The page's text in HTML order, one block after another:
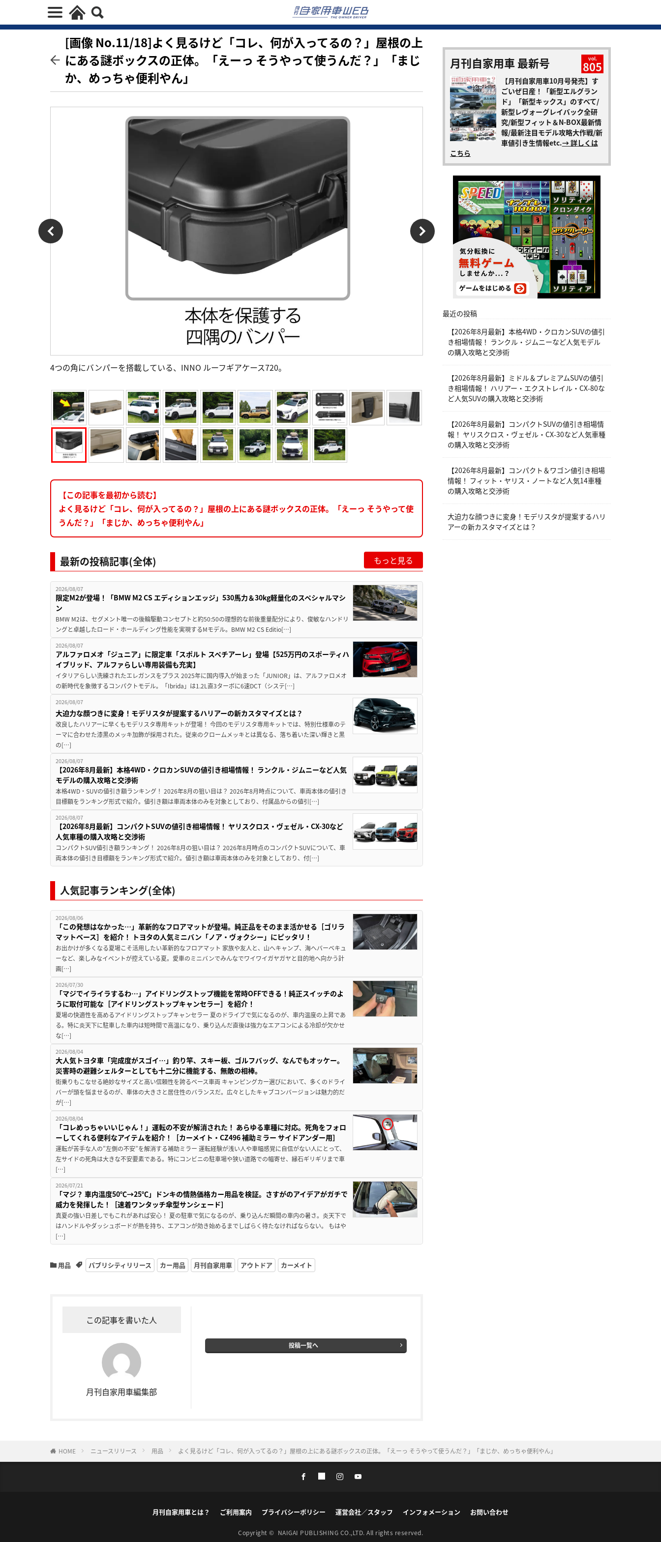
[画像 No.11/18]よく見るけど「コレ、何が入ってるの？」屋根の上
にある謎ボックスの正体。「えーっ そうやって使うんだ？」「まじ
か、めっちゃ便利やん」
4つの角にバンパーを搭載している、INNO ルーフギアケース720。
【この記事を最初から読む】
よく見るけど「コレ、何が入ってるの？」屋根の上にある謎ボックスの正体。「えーっ そうやって使
うんだ？」「まじか、めっちゃ便利やん」
最新の投稿記事(全体) もっと見る
2026/08/07
限定M2が登場！「BMW M2 CS エディションエッジ」530馬力＆30kg軽量化のスペシャルマシ
ン
BMW M2は、セグメント唯一の後輪駆動コンセプトと約50:50の理想的な前後重量配分により、俊敏なハンドリ
ングと卓越したロード・ホールディング性能を実現するMモデル。BMW M2 CS Editio[…]
2026/08/07
アルファロメオ「ジュニア」に限定車「スポルト スペチアーレ」登場【525万円のスポーティハ
イブリッド、アルファらしい専用装備も充実】
イタリアらしい洗練されたエレガンスをプラス 2025年に国内導入が始まった「JUNIOR」は、アルファロメオ
の新時代を象徴するコンパクトモデル。「Ibrida」は1.2L直3ターボに6速DCT（システ[…]
2026/08/07
大迫力な顔つきに変身！モデリスタが提案するハリアーの新カスタマイズとは？
改良したハリアーに早くもモデリスタ専用キットが登場！ 今回のモデリスタ専用キットでは、特別仕様車のテ
ーマに合わせた漆黒のメッキ加飾が採用された。従来のクロームメッキとは異なる、落ち着いた深い輝きと黒
の[…]
2026/08/07
【2026年8月最新】本格4WD・クロカンSUVの値引き相場情報！ ランクル・ジムニーなど人気
モデルの購入攻略と交渉術
本格4WD・SUVの値引き額ランキング！ 2026年8月の狙い目は？ 2026年8月時点について、車両本体の値引き
目標額をランキング形式で紹介。値引き額は車両本体のみを対象としており、付属品からの値引[…]
2026/08/07
【2026年8月最新】コンパクトSUVの値引き相場情報！ ヤリスクロス・ヴェゼル・CX-30など
人気車種の購入攻略と交渉術
コンパクトSUV値引き額ランキング！ 2026年8月の狙い目は？ 2026年8月時点のコンパクトSUVについて、車
両本体の値引き目標額をランキング形式で紹介。値引き額は車両本体のみを対象としており、付[…]
人気記事ランキング(全体)
2026/08/06
「この発想はなかった…」革新的なフロアマットが登場。純正品をそのまま活かせる［ゴリラ
マットベース］を紹介！ トヨタの人気ミニバン「ノア・ヴォクシー」にピッタリ！
お出かけが多くなる夏場こそ活用したい革新的なフロアマット 家族や友人と、山へキャンプ、海へバーベキュ
ーなど、楽しみなイベントが控えている夏。愛車のミニバンでみんなでワイワイガヤガヤと目的地へ向かう計
画[…]
2026/07/30
「マジでイライラするわ…」アイドリングストップ機能を常時OFFできる！純正スイッチのよ
うに取付可能な［アイドリングストップキャンセラー］を紹介！
夏場の快適性を高めるアイドリングストップキャンセラー 夏のドライブで気になるのが、車内温度の上昇であ
る。特に炎天下に駐車した車内は短時間で高温になり、乗り込んだ直後は強力なエアコンによる冷却が欠かせ
な[…]
2026/08/04
大人気トヨタ車「完成度がスゴイ…」釣り竿、スキー板、ゴルフバッグ、なんでもオッケー。
災害時の避難シェルターとしても十二分に機能する、無敵の相棒。
街乗りもこなせる絶妙なサイズと高い信頼性を誇るベース車両 キャンピングカー選びにおいて、多くのドライ
バーが頭を悩ませるのが、車体の大きさと居住性のバランスだ。広々としたキャブコンバージョンは魅力的だ
が[…]
2026/08/04
「コレめっちゃいいじゃん！」運転の不安が解消された！ あらゆる車種に対応。死角をフォロ
ーしてくれる便利なアイテムを紹介！［カーメイト・CZ496 補助ミラー サイドアンダー用］
運転が苦手な人の”左側の不安”を解消する補助ミラー 運転経験が浅い人や車幅感覚に自信がない人にとって、
左サイドの死角は大きな不安要素である。特にコンビニの駐車場や狭い道路での幅寄せ、縁石ギリギリまで車
[…]
2026/07/21
「マジ？ 車内温度50℃→25℃」ドンキの情熱価格カー用品を検証。さすがのアイデアがガチで
威力を発揮した！［速着ワンタッチ傘型サンシェード］
真夏の強い日差しでもこれがあれば安心！ 夏の駐車で気になるのが、乗り込んだ瞬間の車内の暑さ。炎天下で
はハンドルやダッシュボードが熱を持ち、エアコンが効き始めるまでしばらく待たなければならない。 もはや
[…]
用品 パブリシティリリース カー用品 月刊自家用車 アウトドア カーメイト
この記事を書いた人
月刊自家用車編集部
投稿一覧へ
月刊自家用車 最新号 vol.
805
【月刊自家用車10月号発売】す
ごいぜ日産！「新型エルグラン
ド」「新型キックス」のすべて/
新型レヴォーグレイバック全研
究/新型フィット＆N-BOX最新情
報/最新注目モデル攻略大作戦/新
車値引き生情報etc.→ 詳しくは
こちら
最近の投稿
【2026年8月最新】本格4WD・クロカンSUVの値引
き相場情報！ ランクル・ジムニーなど人気モデル
の購入攻略と交渉術
【2026年8月最新】ミドル＆プレミアムSUVの値引
き相場情報！ ハリアー・エクストレイル・CX-80な
ど人気SUVの購入攻略と交渉術
【2026年8月最新】コンパクトSUVの値引き相場情
報！ ヤリスクロス・ヴェゼル・CX-30など人気車種
の購入攻略と交渉術
【2026年8月最新】コンパクト＆ワゴン値引き相場
情報！ フィット・ヤリス・ノートなど人気14車種
の購入攻略と交渉術
大迫力な顔つきに変身！モデリスタが提案するハリ
アーの新カスタマイズとは？
HOME ニュースリリース 用品 よく見るけど「コレ、何が入ってるの？」屋根の上にある謎ボックスの正体。「えーっ そうやって使うんだ？」「まじか、めっちゃ便利やん」
月刊自家用車とは？ ご利用案内 プライバシーポリシー 運営会社／スタッフ インフォメーション お問い合わせ
Copyright © NAIGAI PUBLISHING CO.,LTD. All rights reserved.